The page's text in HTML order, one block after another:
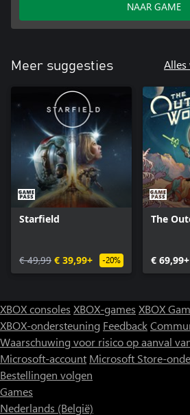
NAAR GAME
Meer suggesties Alles
Starfield
€ 49,99 € 39,99+ -20%
The
€ 69,99+
XBOX consoles XBOX-games XBOX
XBOX-ondersteuning Feedback
Waarschuwing voor risico op aanval
Microsoft-account Microsoft Store-
Bestellingen volgen
Games
Nederlands (België)